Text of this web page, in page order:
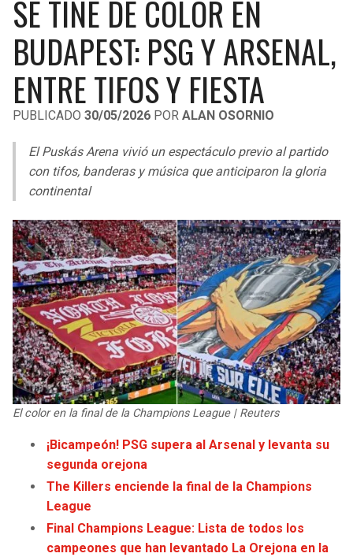
LIGA DE EXPANSIÓN MX
LEAGUES CUP
UEFA EUROPA LEAGUE
UEFA CONFERENCE LEAGUE
MLS
COPA LIBERTADORES
COPA SUDAMERICANA
LIGA BETPLAY
OTRAS LIGAS
RAIDERS
CHARGERS
RAVENS
STEELERS
TEXANS
COLTS
JAGUARS
TITANS
COWBOYS
GIANTS
EAGLES
CAVALIERS
PISTONS
PACERS
HORNETS
HEAT
MAGIC
WIZARDS
WARRIORS
CLIPPERS
LAKERS
SUNS
SE TIÑE DE COLOR EN
BUDAPEST: PSG Y ARSENAL,
ENTRE TIFOS Y FIESTA
PUBLICADO 30/05/2026 POR ALAN OSORNIO
El Puskás Arena vivió un espectáculo previo al partido
con tifos, banderas y música que anticiparon la gloria
continental
El color en la final de la Champions League | Reuters
¡Bicampeón! PSG supera al Arsenal y levanta su
segunda orejona
The Killers enciende la final de la Champions
League
Final Champions League: Lista de todos los
campeones que han levantado La Orejona en la